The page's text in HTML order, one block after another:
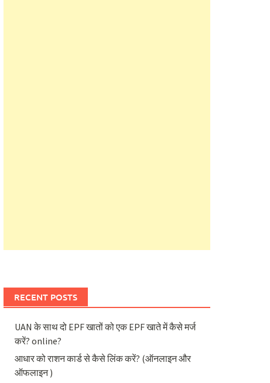
RECENT POSTS
UAN के साथ दो EPF खातों को एक EPF खाते में कैसे मर्ज
करें? online?
आधार को राशन कार्ड से कैसे लिंक करें? (ऑनलाइन और
ऑफलाइन )